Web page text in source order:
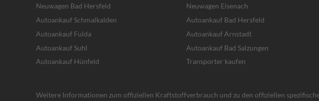
Neuwagen Bad Hersfeld
Neuwagen Eisenach
Autoankauf Schmalkalden
Autoankauf Bad Hersfeld
Autoankauf Fulda
Autoankauf Arnstadt
Autoankauf Suhl
Autoankauf Bad Salzungen
Autoankauf Hünfeld
Transporter kaufen
Weitere Informationen zum offiziellen Kraftstoffverbrauch und zu den offiziellen